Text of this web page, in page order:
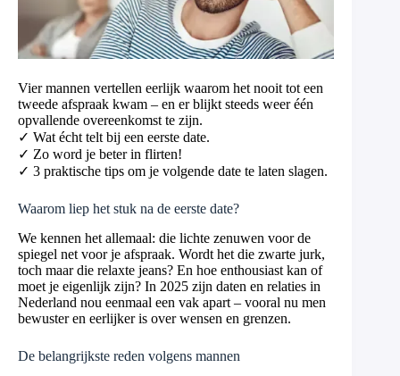
Vier mannen vertellen eerlijk waarom het nooit tot een
tweede afspraak kwam – en er blijkt steeds weer één
opvallende overeenkomst te zijn.
✓ Wat écht telt bij een eerste date.
✓ Zo word je beter in flirten!
✓ 3 praktische tips om je volgende date te laten slagen.
Waarom liep het stuk na de eerste date?
We kennen het allemaal: die lichte zenuwen voor de
spiegel net voor je afspraak. Wordt het die zwarte jurk,
toch maar die relaxte jeans? En hoe enthousiast kan of
moet je eigenlijk zijn? In 2025 zijn daten en relaties in
Nederland nou eenmaal een vak apart – vooral nu men
bewuster en eerlijker is over wensen en grenzen.
De belangrijkste reden volgens mannen